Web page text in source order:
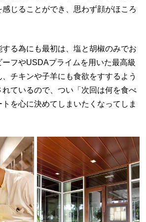
じることができ、思わず顔がほころ
る為にも最初は、塩と胡椒のみでお
ーフやUSDAプライムを用いた最高級
チキンや子羊にも食欲をすするよう
ているので、つい「次回は何を食べ
を心に決めてしまいたくなってしま